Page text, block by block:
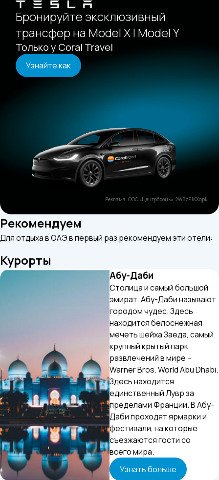
Бронируйте эксклюзивный
трансфер на Model X | Model Y
Только у Coral Travel
Узнайте как
Реклама. ООО «Центрбронь». 2W5zFJKXqpk
Рекомендуем
Для отдыха в ОАЭ в первый раз рекомендуем эти отели:
Курорты
Абу-Даби
Столица и самый большой
эмират. Абу-Даби называют
городом чудес. Здесь
находится белоснежная
мечеть шейха Заеда, самый
крупный крытый парк
развлечений в мире –
Warner Bros. World Abu Dhabi.
Здесь находится
единственный Лувр за
пределами Франции. В Абу-
Даби проходят ярмарки и
фестивали, на которые
съезжаются гости со
всего мира.
Узнать больше